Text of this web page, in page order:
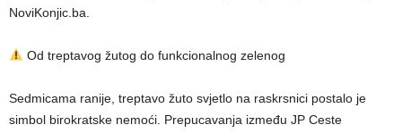
NoviKonjic.ba.
Od treptavog žutog do funkcionalnog zelenog
Sedmicama ranije, treptavo žuto svjetlo na raskrsnici postalo je
simbol birokratske nemoći. Prepucavanja između JP Ceste